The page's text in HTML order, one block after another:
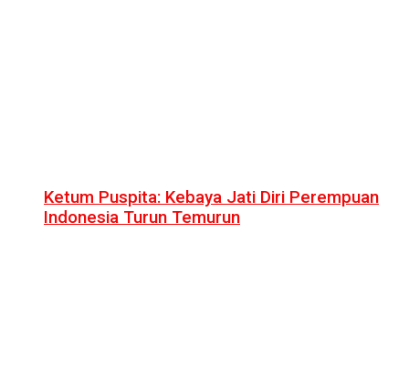
Ketum Puspita: Kebaya Jati Diri Perempuan
Indonesia Turun Temurun